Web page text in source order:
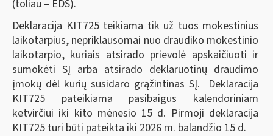
(toliau – EDS).
Deklaracija KIT725 teikiama tik už tuos mokestinius
laikotarpius, nepriklausomai nuo draudiko mokestinio
laikotarpio, kuriais atsirado prievolė apskaičiuoti ir
sumokėti SĮ arba atsirado deklaruotinų draudimo
įmokų dėl kurių susidaro grąžintinas SĮ. Deklaracija
KIT725 pateikiama pasibaigus kalendoriniam
ketvirčiui iki kito mėnesio 15 d. Pirmoji deklaracija
KIT725 turi būti pateikta iki 2026 m. balandžio 15 d.